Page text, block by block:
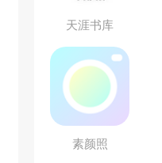
天涯书库
素颜照